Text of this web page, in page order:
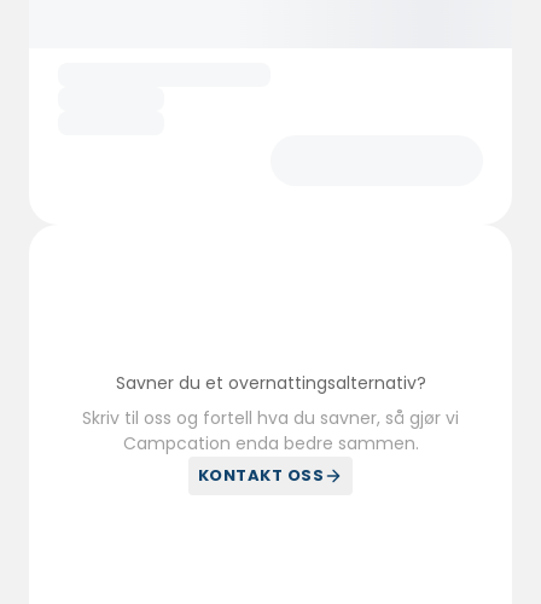
Savner du et overnattingsalternativ?
Skriv til oss og fortell hva du savner, så gjør vi
Campcation enda bedre sammen.
KONTAKT OSS